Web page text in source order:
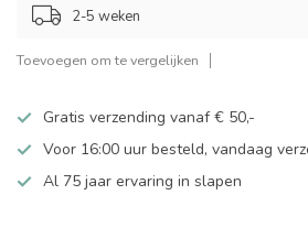
2-5 weken
Toevoegen om te vergelijken
Gratis verzending vanaf € 50,-
Voor 16:00 uur besteld, vandaag
Al 75 jaar ervaring in slapen